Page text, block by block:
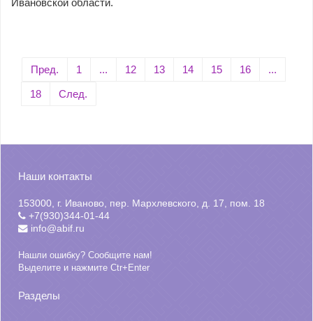
Ивановской области.
Пред. 1 ... 12 13 14 15 16 ...
18 След.
Наши контакты
153000, г. Иваново, пер. Мархлевского, д. 17, пом. 18
+7(930)344-01-44
info@abif.ru
Нашли ошибку? Сообщите нам!
Выделите и нажмите Ctr+Enter
Разделы